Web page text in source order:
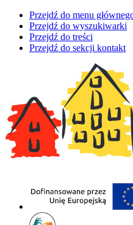
Przejdź do menu
Przejdź do wyszukiwarki
Przejdź do treści
Przejdź do sekcji kontakt